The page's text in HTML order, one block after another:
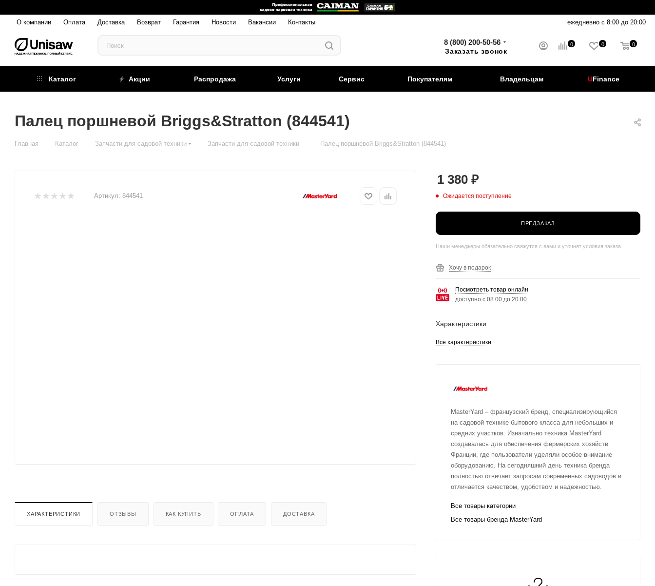
О компании Оплата Доставка Возврат Гарантия Новости Вакансии Контакты ежедневно с 8:00 до 20:00
0 0 0
8 (800) 200-50-56
Заказать звонок
Каталог Акции Распродажа Услуги Сервис Покупателям Владельцам UFinance
Палец поршневой Briggs&Stratton (844541)
Главная — Каталог — Запчасти для садовой техники — Запчасти для садовой техники — Палец поршневой Briggs&Stratton (844541)
Артикул: 844541
ХАРАКТЕРИСТИКИ ОТЗЫВЫ КАК КУПИТЬ ОПЛАТА ДОСТАВКА
1 380 ₽
Ожидается поступление
ПРЕДЗАКАЗ
Наши менеджеры обязательно свяжутся с вами и уточнят условия заказа
Хочу в подарок
Посмотреть товар онлайн
доступно с 08.00 до 20.00
Характеристики
Все характеристики
MasterYard – французский бренд, специализирующийся
на садовой технике бытового класса для небольших и
средних участков. Изначально техника MasterYard
создавалась для обеспечения фермерских хозяйств
Франции, где пользователи уделяли особое внимание
оборудованию. На сегодняшний день техника бренда
полностью отвечает запросам современных садоводов и
отличается качеством, удобством и надежностью.
Все товары категории
Все товары бренда MasterYard